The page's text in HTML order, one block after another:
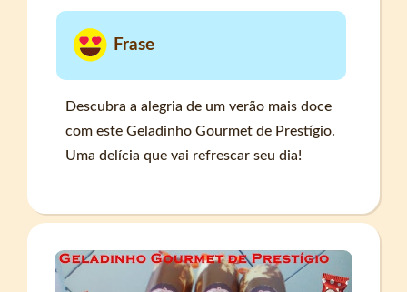
Frase
Descubra a alegria de um verão mais doce
com este Geladinho Gourmet de Prestígio.
Uma delícia que vai refrescar seu dia!